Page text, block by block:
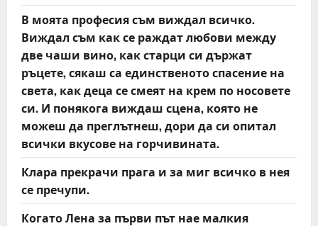
В моята професия съм виждал всичко.
Виждал съм как се раждат любови между
две чаши вино, как старци си държат
ръцете, сякаш са единственото спасение на
света, как деца се смеят на крем по носовете
си. И понякога виждаш сцена, която не
можеш да преглътнеш, дори да си опитал
всички вкусове на горчивината.
Клара прекрачи прага и за миг всичко в нея
се пречупи.
Когато Лена за първи път нае малкия